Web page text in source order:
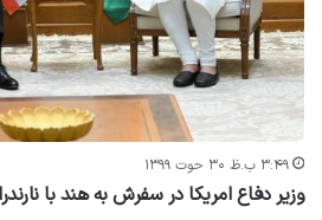
۳:۴۹ ب.ظ ۳۰ حوت ۱۳۹۹
وزیر دفاع امریکا در سفرش به هند با